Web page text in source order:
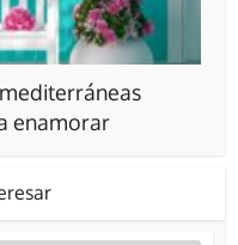
enamorar